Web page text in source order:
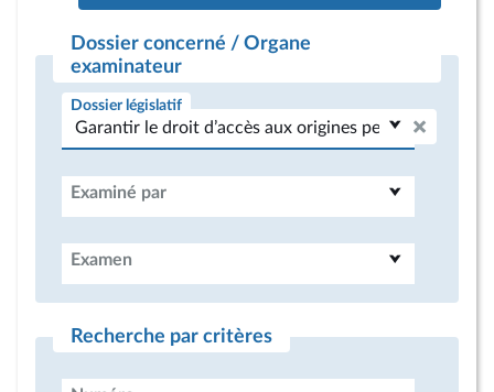
Dossier concerné / Organe
examinateur
Dossier législatif
Examiné par
Examen
Recherche par critères